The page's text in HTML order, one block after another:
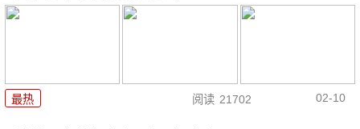
最热 阅读 21702 02-10